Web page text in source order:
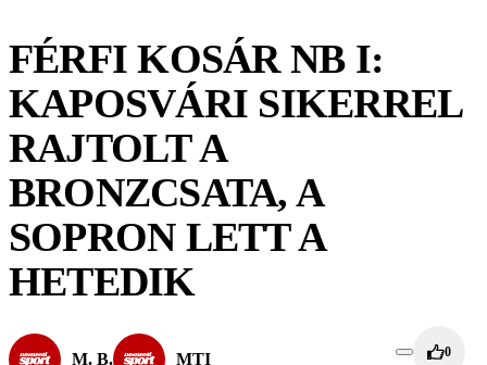
FÉRFI KOSÁR NB I:
KAPOSVÁRI SIKERREL
RAJTOLT A
BRONZCSATA, A
SOPRON LETT A
HETEDIK
M. B. MTI 0